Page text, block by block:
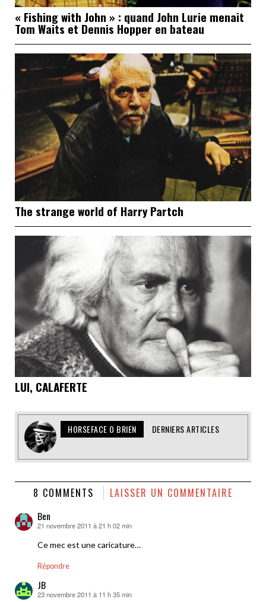
« Fishing with John » : quand John Lurie menait
Tom Waits et Dennis Hopper en bateau
The strange world of Harry Partch
LUI, CALAFERTE
HORSEFACE O BRIEN DERNIERS ARTICLES
8 COMMENTS LAISSER UN COMMENTAIRE
Ben
dit :
21 novembre 2011 à 21 h 02 min
Ce mec est une caricature…
Répondre
JB
dit :
23 novembre 2011 à 11 h 35 min